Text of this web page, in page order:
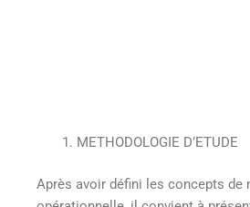
METHODOLOGIE D’ETUDE
Après avoir défini les concepts de